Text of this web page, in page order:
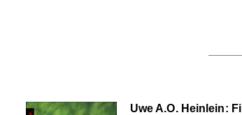
Uwe A.O. Heinlein: